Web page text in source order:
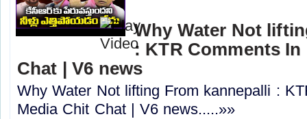
Why Water Not
: KTR Comments
Chat | V6 news
Why Water Not lifting From kannepalli :
Media Chit Chat | V6 news.....»»